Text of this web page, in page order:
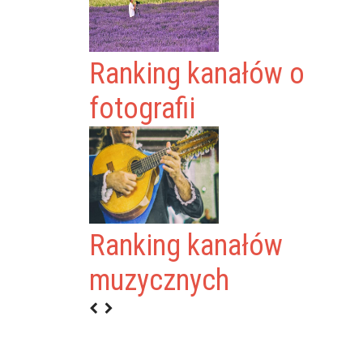
Ranking kanałów o
fotografii
Ranking kanałów
muzycznych YT